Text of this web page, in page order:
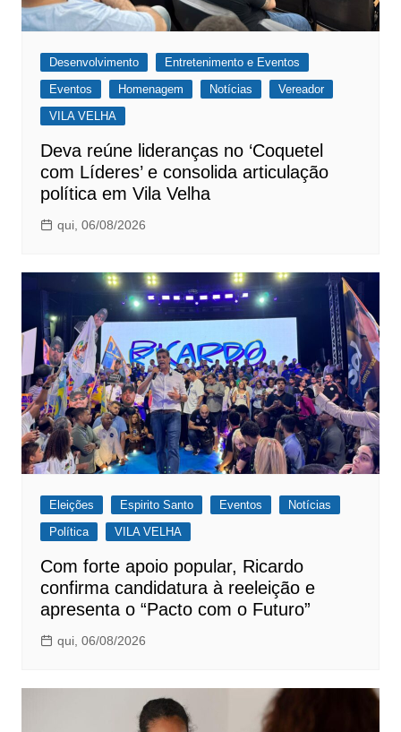
Desenvolvimento
Entretenimento e Eventos
Eventos
Homenagem Notícias
Vereador
VILA VELHA
Deva reúne lideranças no ‘Coquetel
com Líderes’ e consolida articulação
política em Vila Velha
qui, 06/08/2026
Eleições Espirito Santo Eventos
Notícias
Política
VILA VELHA
Com forte apoio popular, Ricardo
confirma candidatura à reeleição e
apresenta o “Pacto com o Futuro”
qui, 06/08/2026